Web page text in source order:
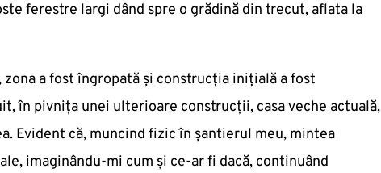
ferestre largi dând spre o grădină din trecut, aflata la
a fost îngropată şi construcția inițială a fost
în pivnița unei ulterioare construcții, casa veche actuală,
Evident că, muncind fizic în şantierul meu, mintea
imaginându-mi cum şi ce-ar fi dacă, continuând